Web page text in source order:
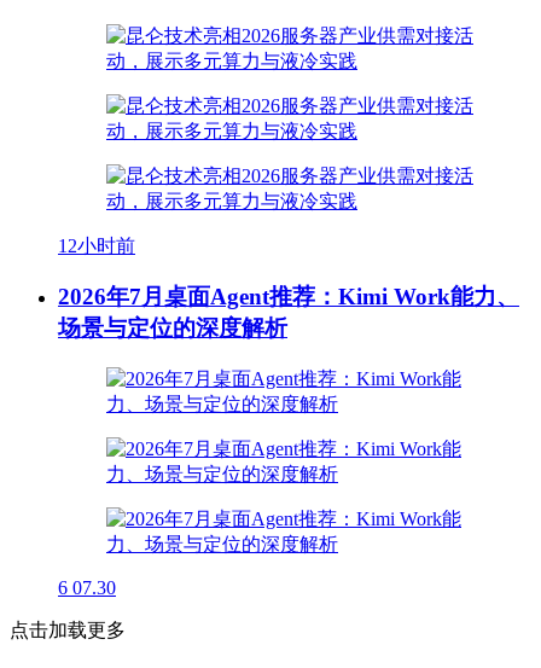
12小时前
2026年7月桌面Agent推荐：Kimi Work能力、
场景与定位的深度解析
6 07.30
点击加载更多